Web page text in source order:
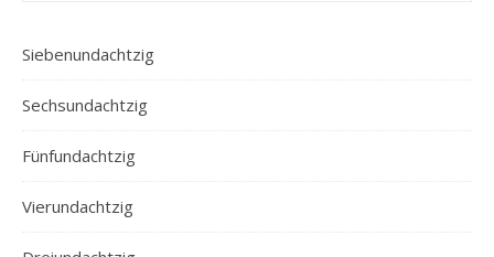
Siebenundachtzig
Sechsundachtzig
Fünfundachtzig
Vierundachtzig